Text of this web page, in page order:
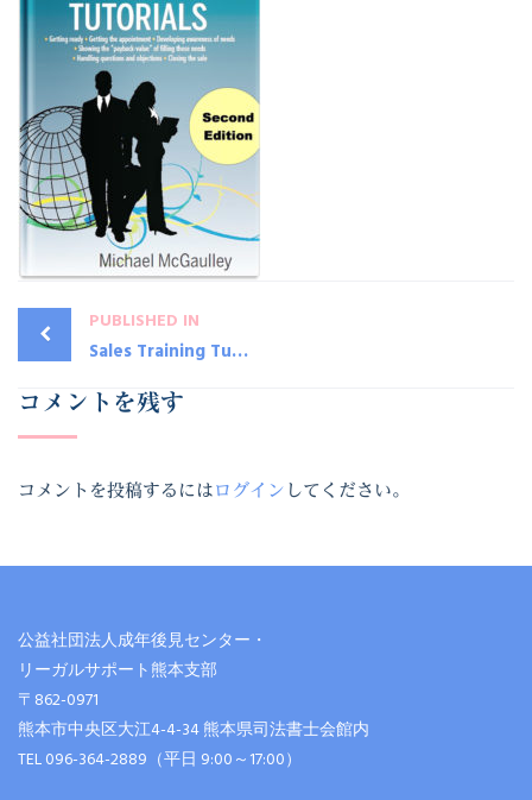
PUBLISHED IN
Sales Training Tutorials
コメントを残す
コメントを投稿するには ログイン してください。
公益社団法人成年後見センター・
リーガルサポート熊本支部
〒862-0971
熊本市中央区大江4-4-34 熊本県司法書士会館内
TEL 096-364-2889（平日 9:00～17:00）